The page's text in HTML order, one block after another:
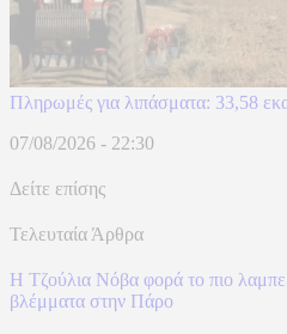
Πληρωμές για λιπάσματα: 33,58
07/08/2026 - 22:30
Δείτε επίσης
Τελευταία Άρθρα
Η Τζούλια Νόβα φορά το πιο
βλέμματα στην Πάρο